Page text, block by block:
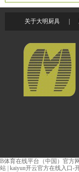
关于大明厨具
B体育在线平台（中国）官方
站 kaiyun开云官方在线入口-